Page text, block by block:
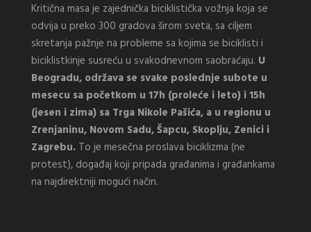
Kritična masa je zajednička biciklistička vožnja koja se
odvija u preko 300 gradova širom sveta, sa ciljem
skretanja pažnje na probleme sa kojima se biciklisti i
biciklistkinje susreću u svakodnevnom saobraćaju. U
Beogradu, održava se svake poslednje subote u
mesecu sa početkom u 17h (proleće i leto) i 15h
(jesen i zima) sa Trga Nikole Pašića, a u regionu u
Zrenjaninu, Novom Sadu, Šapcu, Skoplju, Zenici i
Zagrebu. To je mesečna proslava biciklizma (ne
protest), događaj koji pripada građanima i građankama
na najdirektniji mogući način.